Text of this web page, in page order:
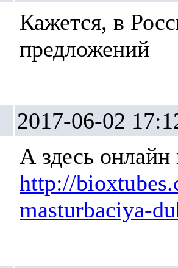
Кажется, в
предложений
2017-06-02
А здесь
http://
masturbaciya-